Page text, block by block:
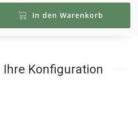
In den Warenkorb
Ihre Konfiguration